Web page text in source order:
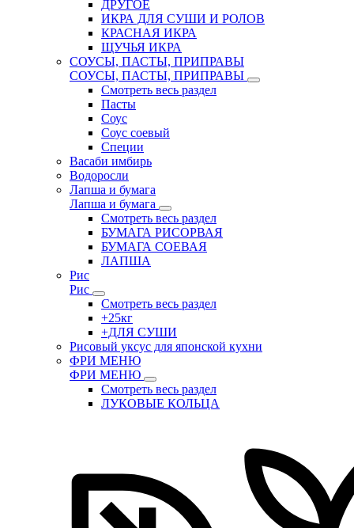
ДРУГОЕ
ИКРА ДЛЯ СУШИ И РОЛОВ
КРАСНАЯ ИКРА
ЩУЧЬЯ ИКРА
СОУСЫ, ПАСТЫ, ПРИПРАВЫ
СОУСЫ, ПАСТЫ, ПРИПРАВЫ
Смотреть весь раздел
Пасты
Соус
Соус соевый
Специи
Васаби имбирь
Водоросли
Лапша и бумага
Лапша и бумага
Смотреть весь раздел
БУМАГА РИСОРВАЯ
БУМАГА СОЕВАЯ
ЛАПША
Рис
Рис
Смотреть весь раздел
+25кг
+ДЛЯ СУШИ
Рисовый уксус для японской кухни
ФРИ МЕНЮ
ФРИ МЕНЮ
Смотреть весь раздел
ЛУКОВЫЕ КОЛЬЦА